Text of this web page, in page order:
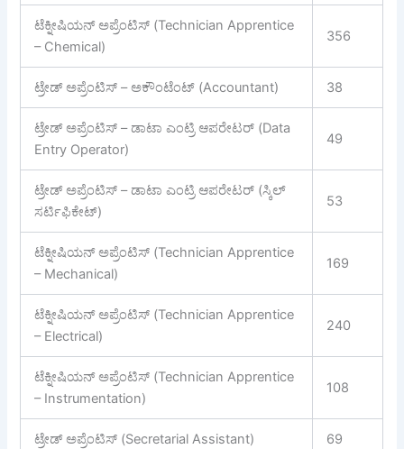
ಟೆಕ್ನೀಷಿಯನ್ ಅಪ್ರೆಂಟಿಸ್ (Technician Apprentice
– Chemical)
356
ಟ್ರೇಡ್ ಅಪ್ರೆಂಟಿಸ್ – ಅಕೌಂಟೆಂಟ್ (Accountant) 38
ಟ್ರೇಡ್ ಅಪ್ರೆಂಟಿಸ್ – ಡಾಟಾ ಎಂಟ್ರಿ ಆಪರೇಟರ್ (Data
Entry Operator)
49
ಟ್ರೇಡ್ ಅಪ್ರೆಂಟಿಸ್ – ಡಾಟಾ ಎಂಟ್ರಿ ಆಪರೇಟರ್ (ಸ್ಕಿಲ್
ಸರ್ಟಿಫಿಕೇಟ್)
53
ಟೆಕ್ನೀಷಿಯನ್ ಅಪ್ರೆಂಟಿಸ್ (Technician Apprentice
– Mechanical)
169
ಟೆಕ್ನೀಷಿಯನ್ ಅಪ್ರೆಂಟಿಸ್ (Technician Apprentice
– Electrical)
240
ಟೆಕ್ನೀಷಿಯನ್ ಅಪ್ರೆಂಟಿಸ್ (Technician Apprentice
– Instrumentation)
108
ಟ್ರೇಡ್ ಅಪ್ರೆಂಟಿಸ್ (Secretarial Assistant) 69